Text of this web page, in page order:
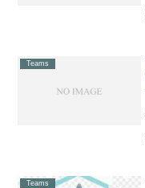
Teams
Teams